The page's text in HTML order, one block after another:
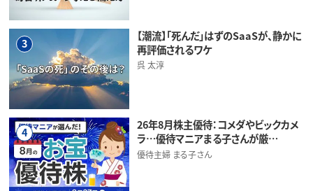
3
【潮流】「死んだ」はずのSaaSが、静かに
再評価されるワケ
呉 太淳
4
26年8月株主優待：コメダやビックカメ
ラ…優待マニアまる子さんが厳…
優待主婦 まる子さん